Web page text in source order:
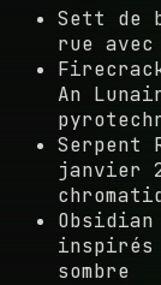
Sett de
rue
An
Serpent
janvier
inspirés
sombre